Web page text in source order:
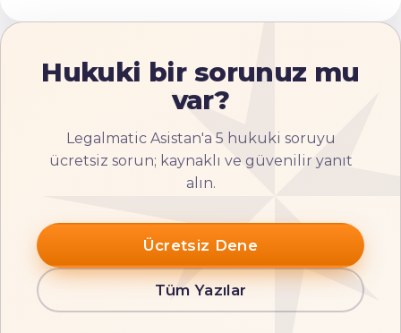
Hukuki bir sorunuz mu
var?
Legalmatic Asistan'a 5 hukuki soruyu
ücretsiz sorun; kaynaklı ve güvenilir yanıt
alın.
Ücretsiz Dene
Tüm Yazılar